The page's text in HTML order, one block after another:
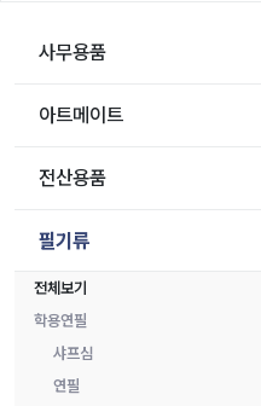
사무용품
아트메이트
전산용품
필기류
전체보기
학용연필
샤프심
연필